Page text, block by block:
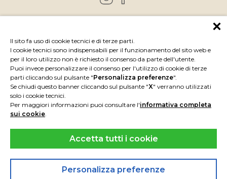
Il sito fa uso di cookie tecnici e di terze parti.
I cookie tecnici sono indispensabili per il funzionamento del sito web e
per il loro utilizzo non è richiesto il consenso da parte dell'utente.
Puoi invece personalizzare il consenso per l'utilizzo di cookie di terze
parti cliccando sul pulsante "Personalizza preferenze".
Se chiudi questo banner cliccando sul pulsante "X" verranno utilizzati
solo i cookie tecnici.
Per maggiori informazioni puoi consultare l'informativa completa
sui cookie.
Accetta tutti i cookie
Personalizza preferenze
IMPRESSUM
PRIVACY
INTERPROMOTION